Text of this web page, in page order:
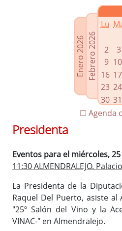
Enlaces
Agenda de Presidencia
Plenos provinciales y Juntas de
Oficina de Proyectos Europeos
Enero 2026Febrero 2026
Lu
2
3
9 10
16 17
23 24
30 31
☐ Agenda
Presidenta
Eventos para el miércoles,
11:30 ALMENDRALEJO.
La Presidenta de la
Raquel Del Puerto, asiste
"25º Salón del Vino y la
VINAC-" en Almendralejo.